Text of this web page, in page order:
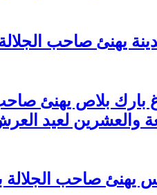
بمناسبة الذكرى
بارك بلاص يهنئ
والعشرين لعيد
بمناسبة الذكرى